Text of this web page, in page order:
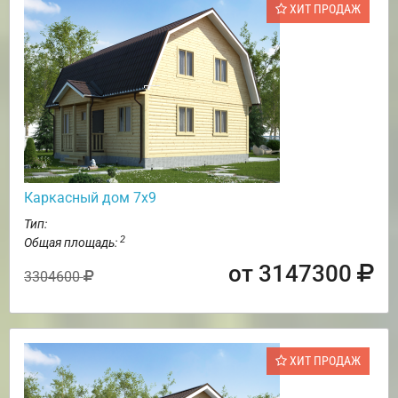
ХИТ ПРОДАЖ
Каркасный дом 7х9
Тип:
Общая площадь: 2
3304600 от 3147300
ХИТ ПРОДАЖ